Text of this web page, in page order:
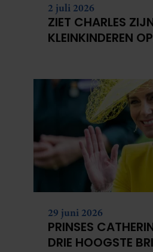
2 juli 2026
ZIET CHARLES
KLEINKINDEREN
29 juni 2026
PRINSES
DRIE HOOGSTE